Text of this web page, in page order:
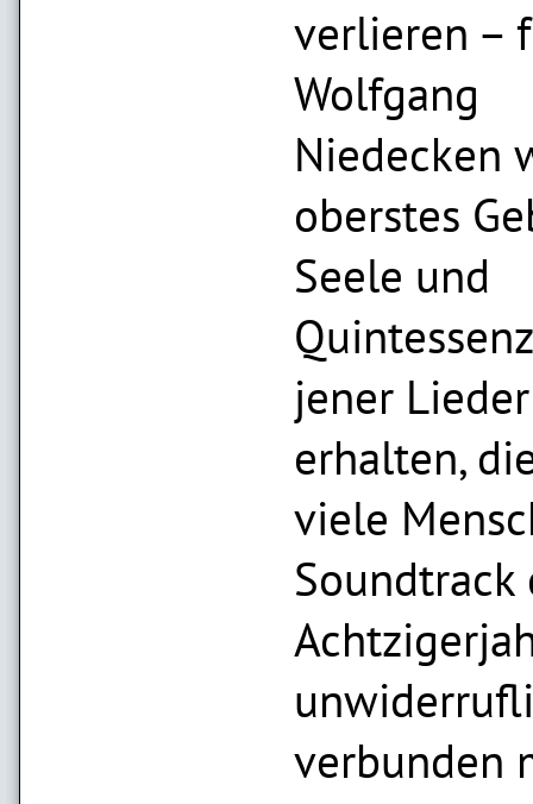
verlieren –
Wolfgang
Niedecken
oberstes
Seele und
jener
erhalten,
viele
Soundtrack
verbunden